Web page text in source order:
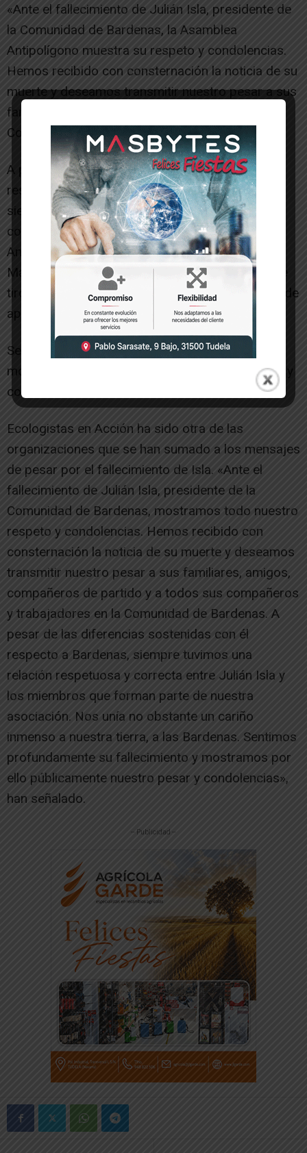
«Ante el fallecimiento de Julián Isla, presidente de
la Comunidad de Bardenas, la Asamblea
Antipolígono muestra su respeto y condolencias.
Hemos recibido con consternación la noticia de su
muerte y deseamos transmitir nuestro pesar a sus
familiares, amigos, y compañeros de partido y
Comunidad.
A pesar de las diferencias sostenidas con él
respecto al polígono de tiro de las Bardenas,
siempre tuvimos una relación respetuosa y
correcta entre Julián Isla y la Asamblea
Antipolígono. Nos facilitó la organización de la
Marcha por el desmantelamiento del polígono de
tiro, mediante sus rápidas autorizaciones al uso de
aparcamiento, baños, agua, etc.
Sentimos profundamente su fallecimiento y
mostramos por ello públicamente nuestro pesar y
condolencias».
Ecologistas en Acción ha sido otra de las
organizaciones que se han sumado a los mensajes
de pesar por el fallecimiento de Isla. «Ante el
fallecimiento de Julián Isla, presidente de la
Comunidad de Bardenas, mostramos todo nuestro
respeto y condolencias. Hemos recibido con
consternación la noticia de su muerte y deseamos
transmitir nuestro pesar a sus familiares, amigos,
compañeros de partido y a todos sus compañeros
y trabajadores en la Comunidad de Bardenas. A
pesar de las diferencias sostenidas con él
respecto a Bardenas, siempre tuvimos una
relación respetuosa y correcta entre Julián Isla y
los miembros que forman parte de nuestra
asociación. Nos unía no obstante un cariño
inmenso a nuestra tierra, a las Bardenas. Sentimos
profundamente su fallecimiento y mostramos por
ello públicamente nuestro pesar y condolencias»,
han señalado.
-- Publicidad --